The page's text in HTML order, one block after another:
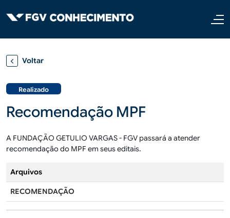
Voltar
Realizado
Recomendação MPF
A FUNDAÇÃO GETULIO VARGAS - FGV passará a atender
recomendação do MPF em seus editais.
Arquivos
RECOMENDAÇÃO